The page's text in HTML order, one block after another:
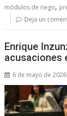
módulos de riego,
Deja un
Enrique
acusaciones
6 de mayo de 2026